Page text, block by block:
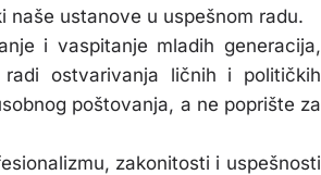
naše ustanove u uspešnom radu.
i vaspitanje mladih generacija,
ostvarivanja ličnih i političkih
poštovanja, a ne poprište za
zakonitosti i uspešnosti